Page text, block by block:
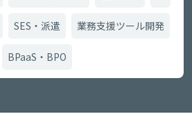
SES・派遣 業務支援ツール開発
BPaaS・BPO